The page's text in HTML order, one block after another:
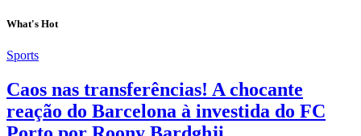
What's Hot
Sports
Caos nas transferências! A chocante
reação do Barcelona à investida do FC